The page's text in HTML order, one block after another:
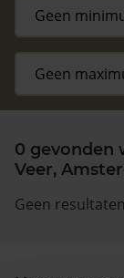
Zoek een
0 gevonden
Veer,
Geen